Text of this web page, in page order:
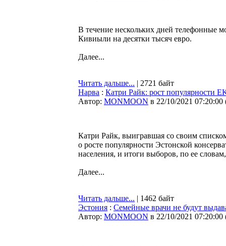
В течение нескольких дней телефонные
Кивиыли на десятки тысяч евро.
Далее...
Читать дальше... | 2721 байт
Нарва : Катри Райк: рост популярности
Автор: MONMOON в 22/10/2021 07:20:00
Катри Райк, выигравшая со своим
о росте популярности Эстонской
населения, и итоги выборов, по ее
Далее...
Читать дальше... | 1462 байт
Эстония : Семейные врачи не будут
Автор: MONMOON в 22/10/2021 07:20:00